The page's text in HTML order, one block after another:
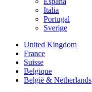
Italia
Portugal
Sverige
United Kingdom
France
Suisse
Belgique
België & Netherlands